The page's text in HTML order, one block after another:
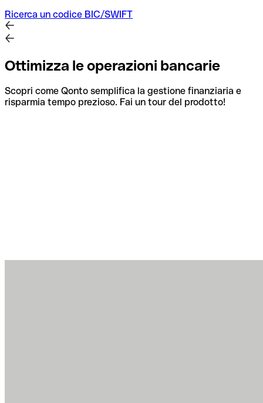
Ricerca un codice BIC/SWIFT
Ottimizza le operazioni bancarie
Scopri come Qonto semplifica la gestione finanziaria e
risparmia tempo prezioso. Fai un tour del prodotto!